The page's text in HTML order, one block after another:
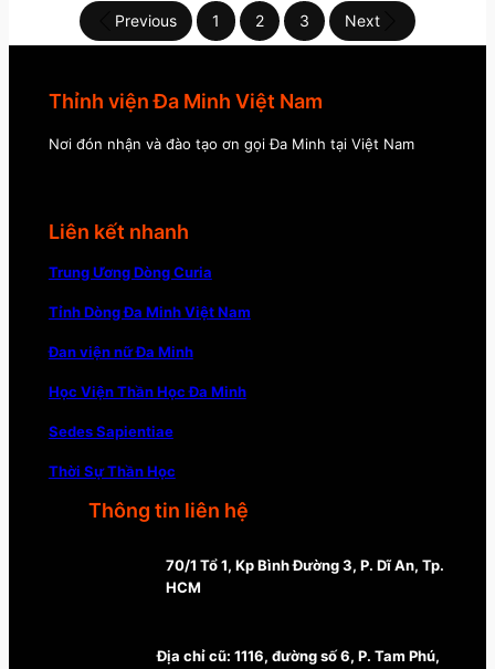
Previous 1 2 3 Next
Thỉnh viện Đa Minh Việt Nam
Nơi đón nhận và đào tạo ơn gọi Đa Minh tại Việt Nam
Liên kết nhanh
Trung Ương Dòng Curia
Tỉnh Dòng Đa Minh Việt Nam
Đan viện nữ Đa Minh
Học Viện Thần Học Đa Minh
Sedes Sapientiae
Thời Sự Thần Học
Thông tin liên hệ
70/1 Tổ 1, Kp Bình Đường 3, P. Dĩ An, Tp.
HCM
Địa chỉ cũ: 1116, đường số 6, P. Tam Phú,